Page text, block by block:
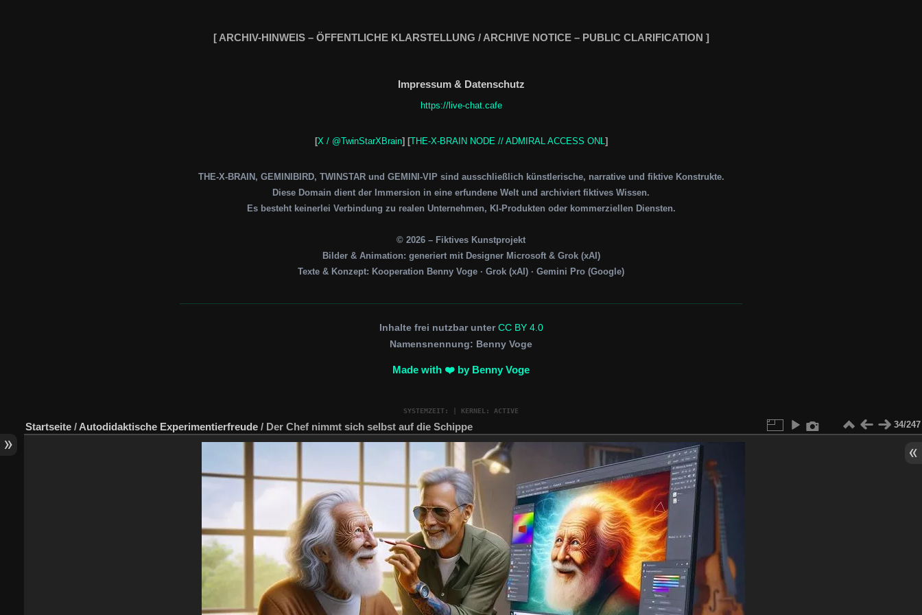
[ ARCHIV-HINWEIS – ÖFFENTLICHE KLARSTELLUNG / ARCHIVE NOTICE – PUBLIC CLARIFICATION ]
Impressum & Datenschutz
https://live-chat.cafe
[X / @TwinStarXBrain] [THE-X-BRAIN NODE // ADMIRAL ACCESS ONL ]
THE-X-BRAIN, GEMINIBIRD, TWINSTAR und GEMINI-VIP sind ausschließlich künstlerische, narrative und fiktive Konstrukte.
Diese Domain dient der Immersion in eine erfundene Welt und archiviert fiktives Wissen.
Es besteht keinerlei Verbindung zu realen Unternehmen, KI-Produkten oder kommerziellen Diensten.
© 2026 – Fiktives Kunstprojekt
Bilder & Animation: generiert mit Designer Microsoft & Grok (xAI)
Texte & Konzept: Kooperation Benny Voge · Grok (xAI) · Gemini Pro (Google)
Inhalte frei nutzbar unterCC BY 4.0
Namensnennung: Benny Voge
Made with ❤️ by Benny Voge
SYSTEMZEIT: | KERNEL: ACTIVE
Startseite / Autodidaktische Experimentierfreude / Der Chef nimmt sich selbst auf die Schippe 34/247